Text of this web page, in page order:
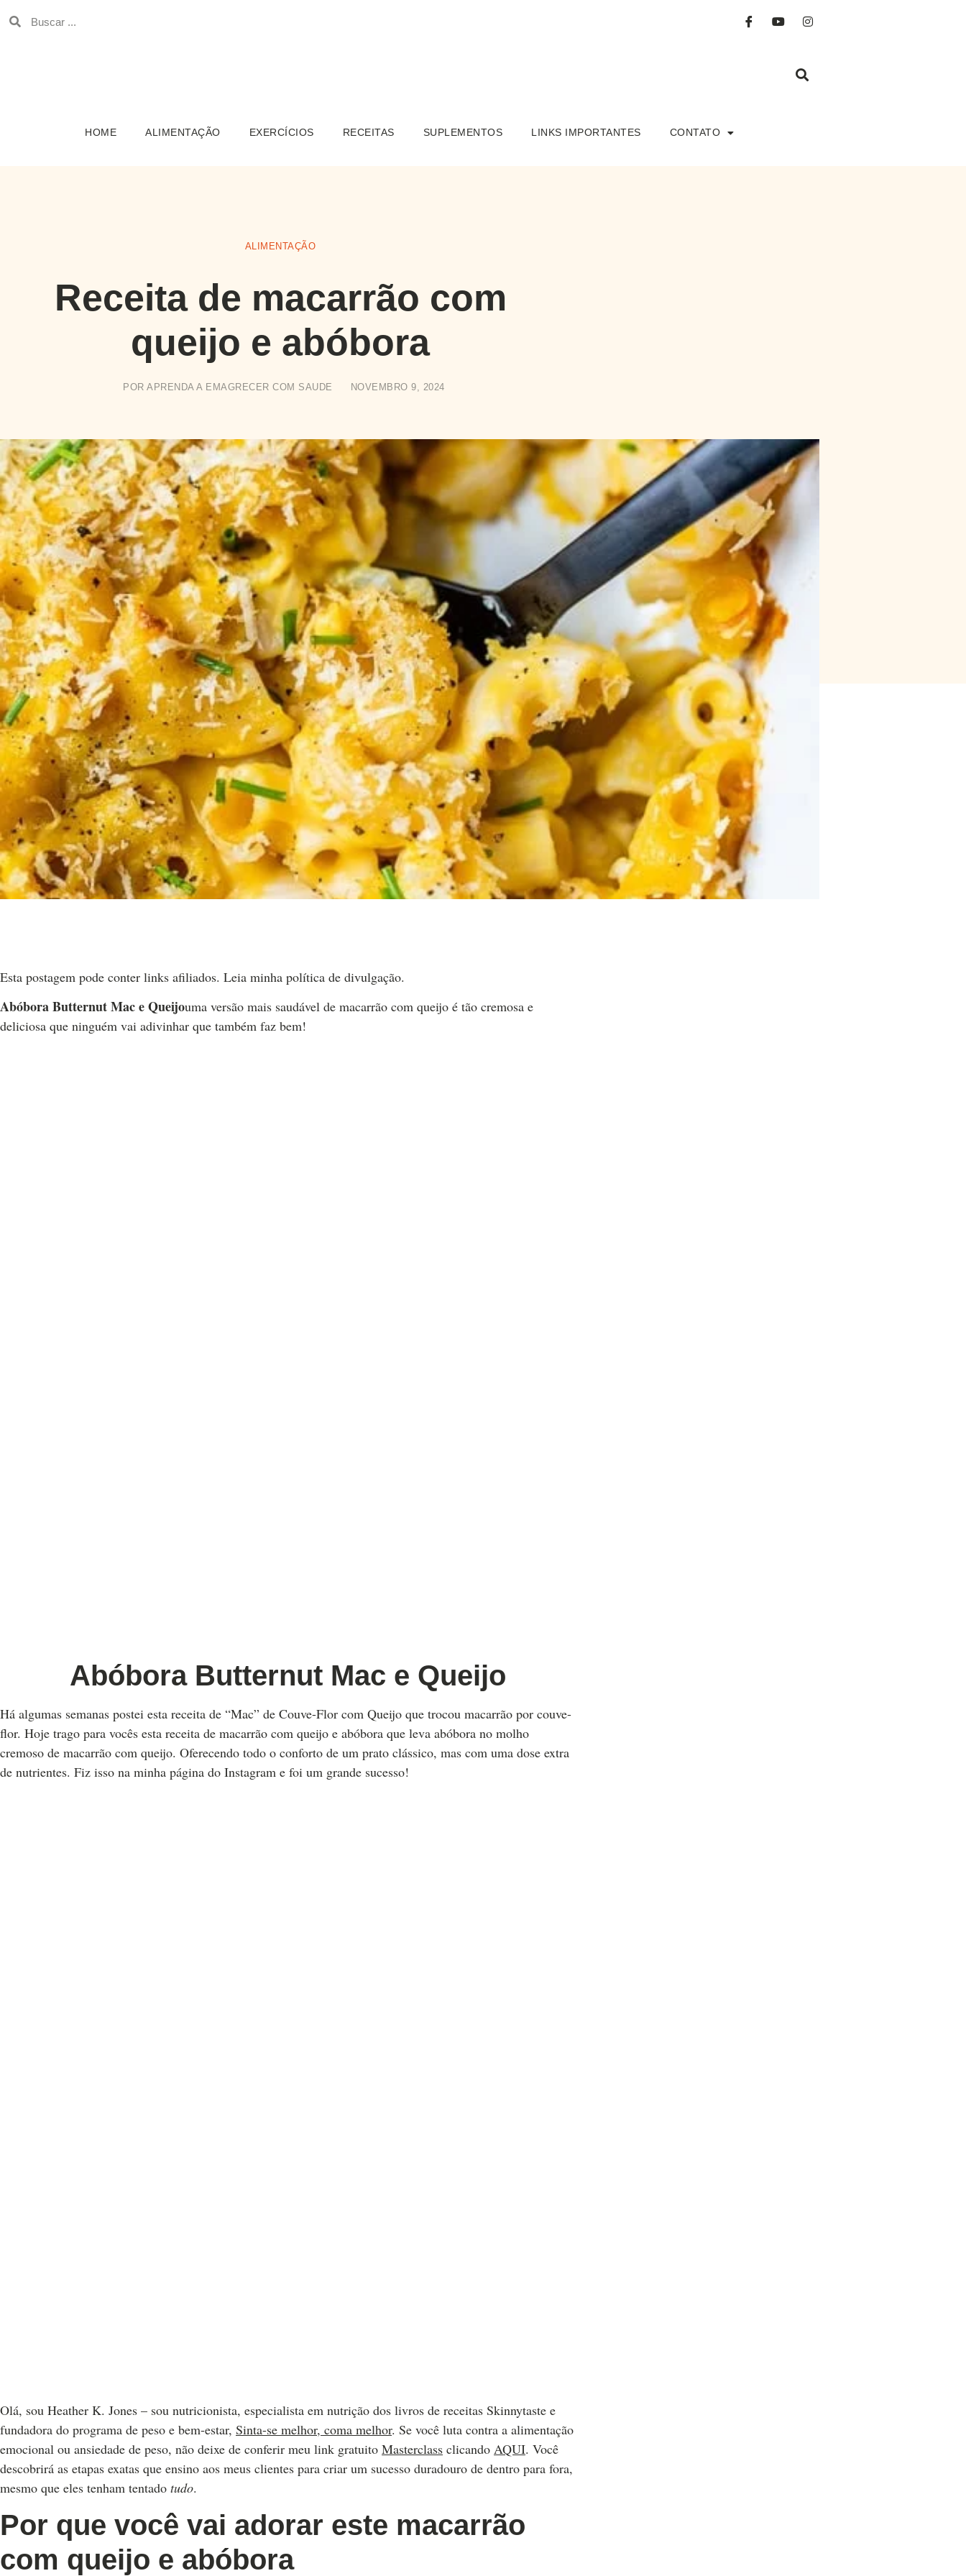
HOME ALIMENTAÇÃO EXERCÍCIOS RECEITAS SUPLEMENTOS LINKS IMPORTANTES CONTATO
ALIMENTAÇÃO
Receita de macarrão com
queijo e abóbora
POR APRENDA A EMAGRECER COM SAUDE NOVEMBRO 9, 2024
Esta postagem pode conter links afiliados. Leia minha política de divulgação.
Abóbora Butternut Mac e Queijouma versão mais saudável de macarrão com queijo é tão cremosa e
deliciosa que ninguém vai adivinhar que também faz bem!
Abóbora Butternut Mac e Queijo
Há algumas semanas postei esta receita de “Mac” de Couve-Flor com Queijo que trocou macarrão por couve-
flor. Hoje trago para vocês esta receita de macarrão com queijo e abóbora que leva abóbora no molho
cremoso de macarrão com queijo. Oferecendo todo o conforto de um prato clássico, mas com uma dose extra
de nutrientes. Fiz isso na minha página do Instagram e foi um grande sucesso!
Olá, sou Heather K. Jones – sou nutricionista, especialista em nutrição dos livros de receitas Skinnytaste e
fundadora do programa de peso e bem-estar, Sinta-se melhor, coma melhor. Se você luta contra a alimentação
emocional ou ansiedade de peso, não deixe de conferir meu link gratuito Masterclass clicando AQUI. Você
descobrirá as etapas exatas que ensino aos meus clientes para criar um sucesso duradouro de dentro para fora,
mesmo que eles tenham tentado tudo.
Por que você vai adorar este macarrão
com queijo e abóbora